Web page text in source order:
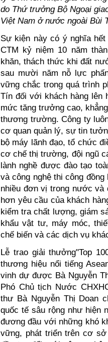
do Thứ trưởng Bộ Ngoại
Việt Nam ở nước ngoài Bùi
Sự kiện này có ý nghĩa
CTM kỷ niệm 10 năm
khăn, thách thức khi đất
sau mười năm nỗ lực
vững chắc trong quá trình
Tín đối với khách hàng lên
mức tăng trưởng cao,
thương trường. Công ty
cơ quan quản lý, sự tin
bộ máy lãnh đạo, tổ chức
cơ chế thị trường, đội ngũ
lành nghề được đào tạo
và công nghệ thi công
nhiều đơn vị trong nước và
hơn yêu cầu của khách
kiểm tra chất lượng, giám
khẩu vật tư, máy móc,
chế biến và các dịch vụ
Lễ trao giải thưởng"Top
thương hiệu nổi tiếng
vinh dự được Bà Nguyễn
Phó Chủ tịch Nước
thư Bà Nguyễn Thị Doan
quốc tế sâu rộng như hiện
đương đầu với những khó
vững, phát triển trên cơ